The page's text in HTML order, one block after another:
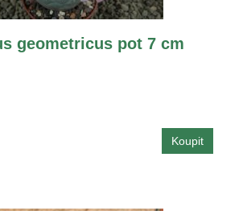
geometricus pot 7 cm